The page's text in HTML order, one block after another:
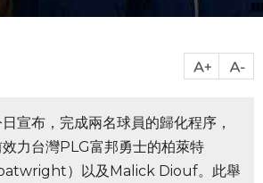
宣布，完成兩名球員的歸化程序，
力台灣PLG富邦勇士的柏萊特
）以及Malick Diouf。此舉